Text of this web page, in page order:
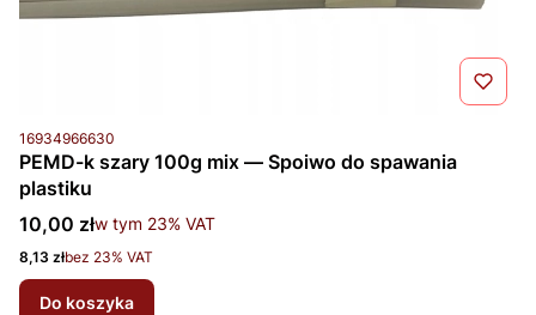
Kod produktu
16934966630
PEMD-k szary 100g mix — Spoiwo do spawania
plastiku
Cena brutto
10,00 złw tym %s VAT
w tym 23% VAT
Cena netto
8,13 złbez 23% VAT
Do koszyka